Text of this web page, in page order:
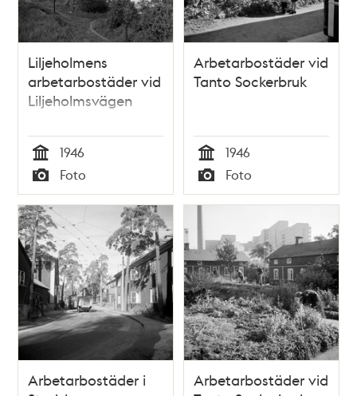
Liljeholmens
arbetarbostäder vid
Liljeholmsvägen
Tid
1946
Typ
Foto
Arbetarbostäder vid
Tanto Sockerbruk
Tid
1946
Typ
Foto
Arbetarbostäder i
Arbetarbostäder vid